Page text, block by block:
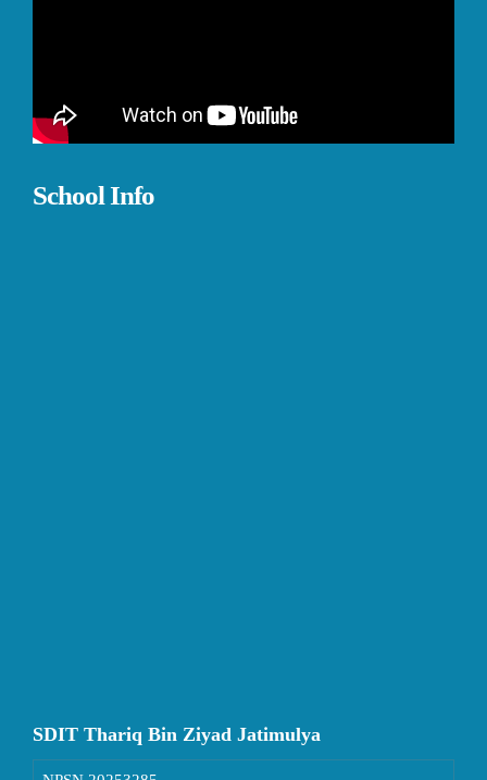
School Info
SDIT Thariq Bin Ziyad Jatimulya